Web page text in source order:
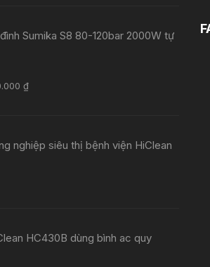
Sumika S8 80-120bar 2000W tự
₫
nghiệp siêu thị bệnh viện HiClean
HC430B dùng bình ac quy